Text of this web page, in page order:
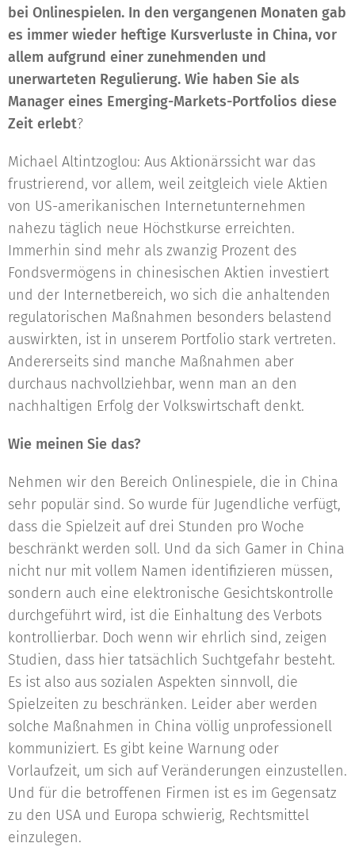
bei Onlinespielen. In den vergangenen Monaten gab
es immer wieder heftige Kursverluste in China, vor
allem aufgrund einer zunehmenden und
unerwarteten Regulierung. Wie haben Sie als
Manager eines Emerging-Markets-Portfolios diese
Zeit erlebt?
Michael Altintzoglou: Aus Aktionärssicht war das
frustrierend, vor allem, weil zeitgleich viele Aktien
von US-amerikanischen Internetunternehmen
nahezu täglich neue Höchstkurse erreichten.
Immerhin sind mehr als zwanzig Prozent des
Fondsvermögens in chinesischen Aktien investiert
und der Internetbereich, wo sich die anhaltenden
regulatorischen Maßnahmen besonders belastend
auswirkten, ist in unserem Portfolio stark vertreten.
Andererseits sind manche Maßnahmen aber
durchaus nachvollziehbar, wenn man an den
nachhaltigen Erfolg der Volkswirtschaft denkt.
Wie meinen Sie das?
Nehmen wir den Bereich Onlinespiele, die in China
sehr populär sind. So wurde für Jugendliche verfügt,
dass die Spielzeit auf drei Stunden pro Woche
beschränkt werden soll. Und da sich Gamer in China
nicht nur mit vollem Namen identifizieren müssen,
sondern auch eine elektronische Gesichtskontrolle
durchgeführt wird, ist die Einhaltung des Verbots
kontrollierbar. Doch wenn wir ehrlich sind, zeigen
Studien, dass hier tatsächlich Suchtgefahr besteht.
Es ist also aus sozialen Aspekten sinnvoll, die
Spielzeiten zu beschränken. Leider aber werden
solche Maßnahmen in China völlig unprofessionell
kommuniziert. Es gibt keine Warnung oder
Vorlaufzeit, um sich auf Veränderungen einzustellen.
Und für die betroffenen Firmen ist es im Gegensatz
zu den USA und Europa schwierig, Rechtsmittel
einzulegen.